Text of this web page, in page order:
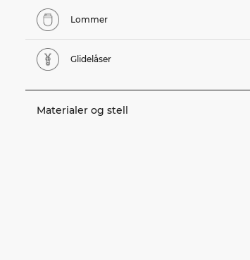
Lommer
Glidelåser
Materialer og stell